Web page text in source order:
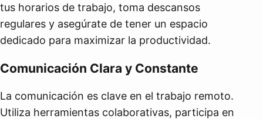
tus horarios de trabajo, toma descansos
regulares y asegúrate de tener un espacio
dedicado para maximizar la productividad.
Comunicación Clara y Constante
La comunicación es clave en el trabajo remoto.
Utiliza herramientas colaborativas, participa en